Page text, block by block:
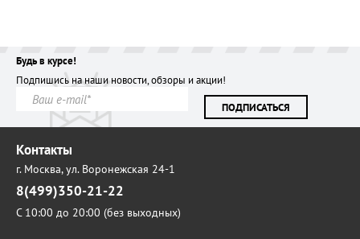
Будь в курсе!
Подпишись на наши новости, обзоры и акции!
ПОДПИСАТЬСЯ
Контакты
г. Москва,ул. Воронежская 24-1
8(499)350-21-22
С 10:00 до 20:00 (без выходных)